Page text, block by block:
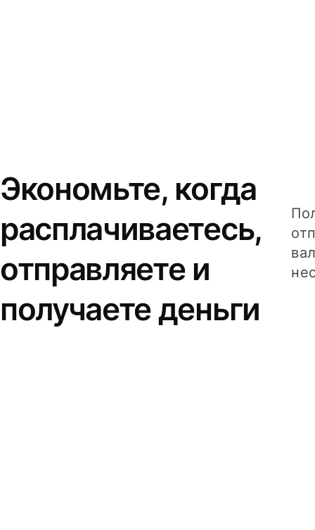
Экономьте, когда
расплачиваетесь,
отправляете и
получаете деньги